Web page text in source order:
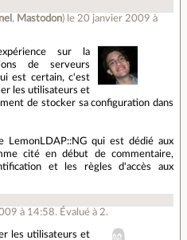
, Mastodon) le 20 janvier 2009 à
sur la
de serveurs
est certain, c'est
les utilisateurs et
de stocker sa configuration dans
qui est dédié aux
cité en début de commentaire,
et les règles d'accès aux
à 14:58. Évalué à 2.
les utilisateurs et